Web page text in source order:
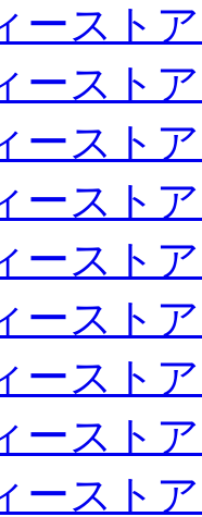
ースト
ースト
ースト
ースト
ースト
ースト
ースト
ースト
ースト